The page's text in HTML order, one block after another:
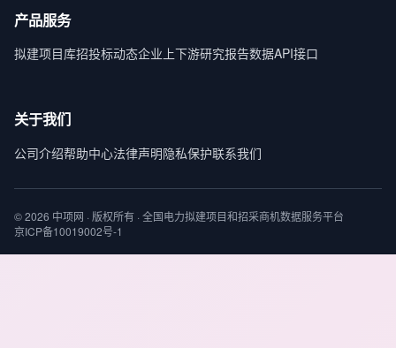
产品服务
拟建项目库招投标动态企业上下游研究报告数据API接口
关于我们
公司介绍帮助中心法律声明隐私保护联系我们
© 2026 中项网 · 版权所有 · 全国电力拟建项目和招采商机数据服务平台
京ICP备10019002号-1